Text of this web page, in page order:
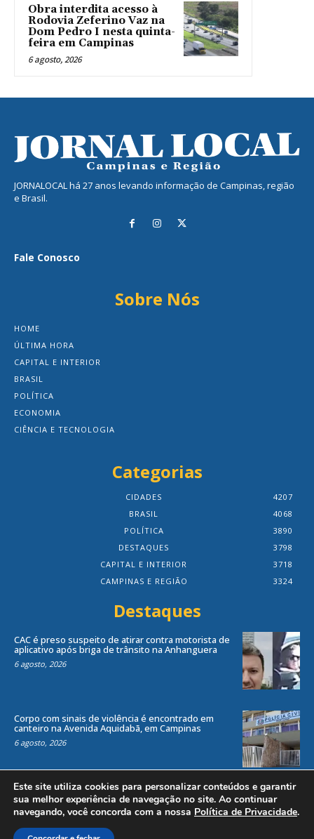
Obra interdita acesso à
Rodovia Zeferino Vaz na
Dom Pedro I nesta quinta-
feira em Campinas
6 agosto, 2026
JORNALOCAL há 27 anos levando informação de Campinas, região
e Brasil.
Fale Conosco
Sobre Nós
HOME
ÚLTIMA HORA
CAPITAL E INTERIOR
BRASIL
POLÍTICA
ECONOMIA
CIÊNCIA E TECNOLOGIA
Categorias
CIDADES
4207
BRASIL
4068
POLÍTICA
3890
DESTAQUES
3798
CAPITAL E INTERIOR
3718
CAMPINAS E REGIÃO
3324
Destaques
CAC é preso suspeito de atirar contra motorista de
aplicativo após briga de trânsito na Anhanguera
6 agosto, 2026
Corpo com sinais de violência é encontrado em
canteiro na Avenida Aquidabã, em Campinas
6 agosto, 2026
Todos os direitos reservados ao site Jornal Local® -by
Agência Criosites (
Este site utiliza cookies para personalizar conteúdos e garantir
sua melhor experiência de navegação no site. Ao continuar
navegando, você concorda com a nossa Política de Privacidade.